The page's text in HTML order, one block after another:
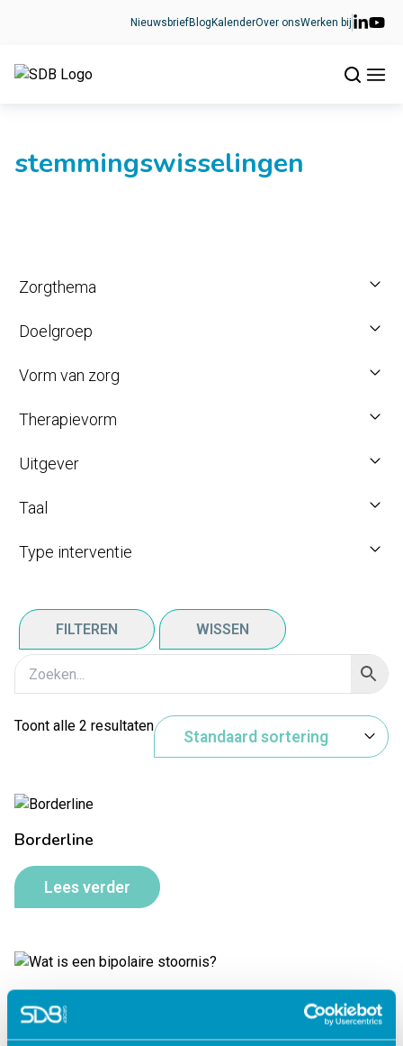
NieuwsbriefBlog KalenderOver onsWerken bij
stemmingswisselingen
Zorgthema
Doelgroep
Vorm van zorg
Therapievorm
Uitgever
Taal
Type interventie
FILTEREN WISSEN
Toont alle 2 resultaten
Borderline
Lees verder
Wat is een bipolaire stoornis?